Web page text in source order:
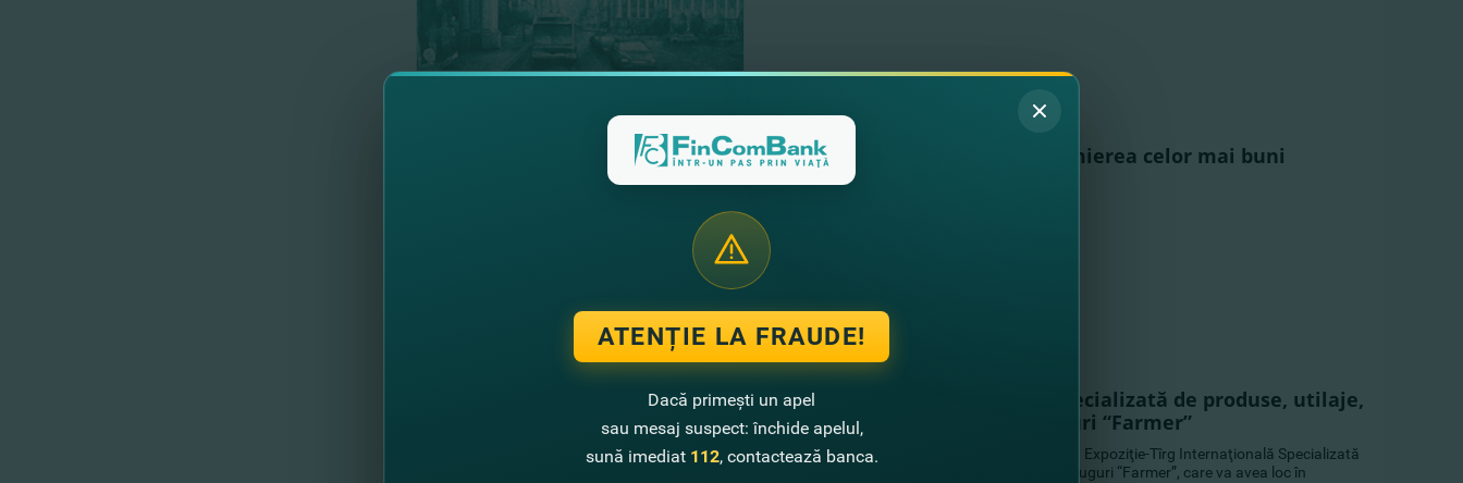
FinComBank a participat la premierea celor mai buni
antreprenori din Călăraşi
30.10.2015
Expoziţie-Tîrg Internaţională Specializată de produse, utilaje,
tehnologii agricole şi meşteşuguri “Farmer”
Cu deosebită plăcere vă invităm să participaţi la Expoziţie-Tîrg Internaţională Specializată
de produse, utilaje, tehnologii agricole şi meşteşuguri “Farmer”, care va avea loc în
ATENȚIE LA FRAUDE!
Dacă primești un apel
sau mesaj suspect: închide apelul,
sună imediat 112, contactează banca.